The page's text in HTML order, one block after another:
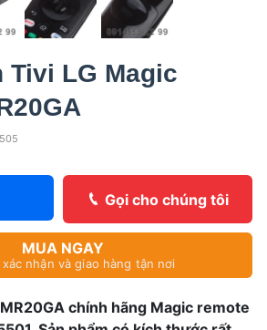
LG Magic
Gọi cho chúng tôi
MUA NGAY
nhận và giao hàng tận nơi
chính hãng Magic remote